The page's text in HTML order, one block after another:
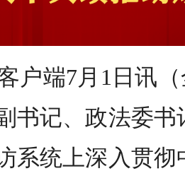
户端7月1日讯
书记、政法委
系统上深入贯